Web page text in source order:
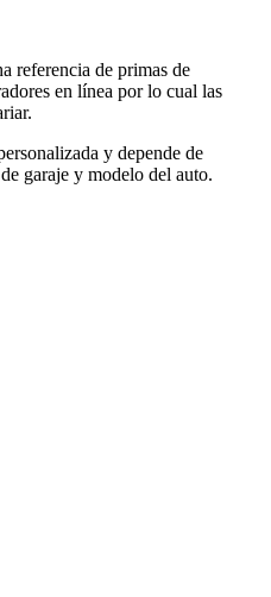
referencia de primas de
en línea por lo cual las
y depende de
garaje y modelo del auto.